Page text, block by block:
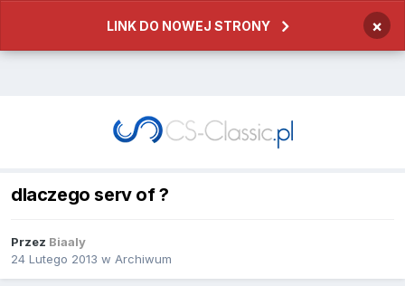
LINK DO NOWEJ STRONY ×
dlaczego serv of ?
Przez Biaaly
24 Lutego 2013 w Archiwum